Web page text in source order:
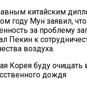
китайским
году Мун заявил, что
за проблему
Пекин к
воздуха.